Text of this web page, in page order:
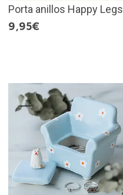
Porta anillos Happy Legs
9,95€